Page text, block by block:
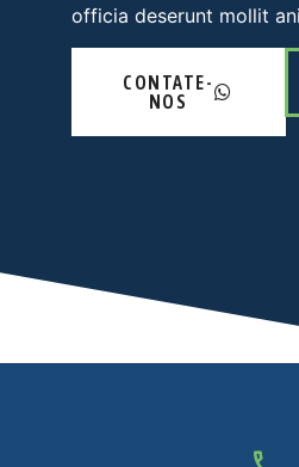
officia deserunt mollit
CONTATE-
NOS